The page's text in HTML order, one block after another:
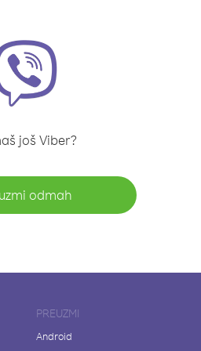
još Viber?
odmah
PREUZMI
Android